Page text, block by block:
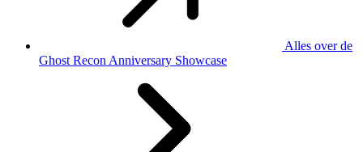
Alles over de
Ghost Recon Anniversary Showcase